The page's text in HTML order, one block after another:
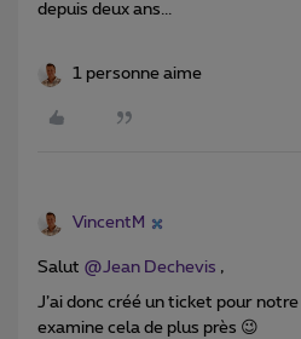
depuis deux ans...
1 personne aime
VincentM
Salut @Jean Dechevis ,
J’ai donc créé un ticket pour
examine cela de plus près 😉